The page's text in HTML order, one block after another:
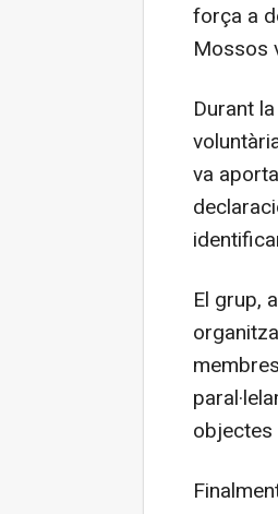
força a
Mossos
Durant
va
El grup,
objectes